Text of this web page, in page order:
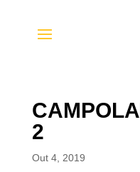
2
Out 4, 2019